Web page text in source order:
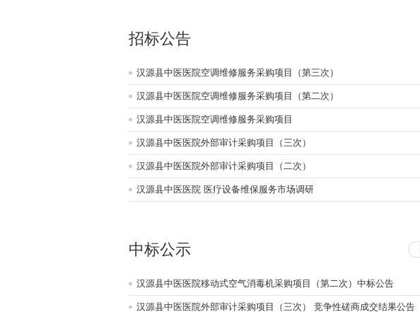
招标公告
汉源县中医医院空调维修服务采购项目（第三次）
汉源县中医医院空调维修服务采购项目（第二次）
汉源县中医医院空调维修服务采购项目
汉源县中医医院外部审计采购项目（三次）
汉源县中医医院外部审计采购项目（二次）
汉源县中医医院 医疗设备维保服务市场调研
中标公示
汉源县中医医院移动式空气消毒机采购项目（第二次）中标公告
汉源县中医医院外部审计采购项目（三次） 竞争性磋商成交结果公告